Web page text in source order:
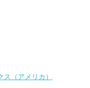
（アメリカ）